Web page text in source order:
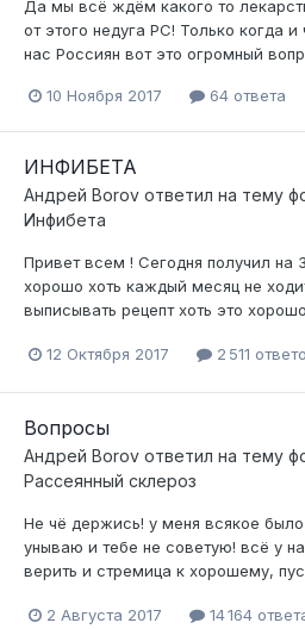
Да мы всё ждём какого то
от этого недуга РС! Только когда
нас Россиян вот это огромный
10 Ноября 2017 64 ответа
ИНФИБЕТА
Андрей Borov ответил на тему
Инфибета
Привет всем ! Сегодня получил на
хорошо хоть каждый месяц не
выписывать рецепт хоть это
12 Октября 2017 2 511
Вопросы
Андрей Borov ответил на тему
Рассеянный склероз
Не чё держись! у меня всякое
унываю и тебе не советую! всё у
верить и стремица к хорошему,
2 Августа 2017 14 164